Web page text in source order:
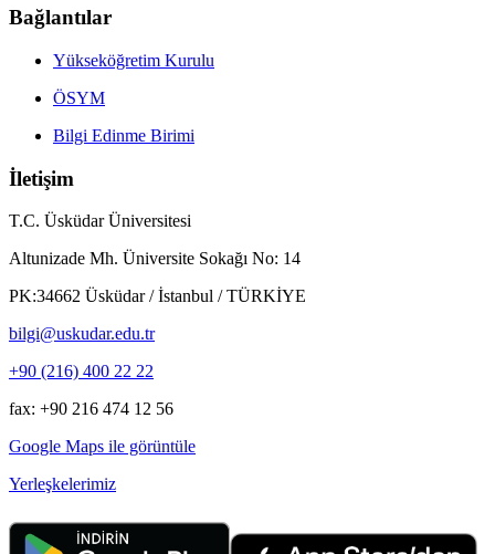
Bağlantılar
Yükseköğretim Kurulu
ÖSYM
Bilgi Edinme Birimi
İletişim
T.C. Üsküdar Üniversitesi
Altunizade Mh. Üniversite Sokağı No: 14
PK:34662 Üsküdar / İstanbul / TÜRKİYE
bilgi@uskudar.edu.tr
+90 (216) 400 22 22
fax: +90 216 474 12 56
Google Maps ile görüntüle
Yerleşkelerimiz